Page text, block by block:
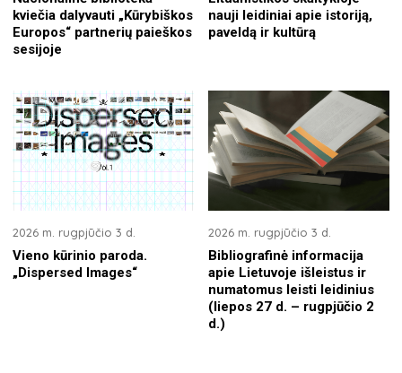
kviečia dalyvauti „Kūrybiškos
Europos“ partnerių paieškos
sesijoje
nauji leidiniai apie istoriją,
paveldą ir kultūrą
2026 m. rugpjūčio 3 d.
Vieno kūrinio paroda.
„Dispersed Images“
2026 m. rugpjūčio 3 d.
Bibliografinė informacija
apie Lietuvoje išleistus ir
numatomus leisti leidinius
(liepos 27 d. – rugpjūčio 2
d.)